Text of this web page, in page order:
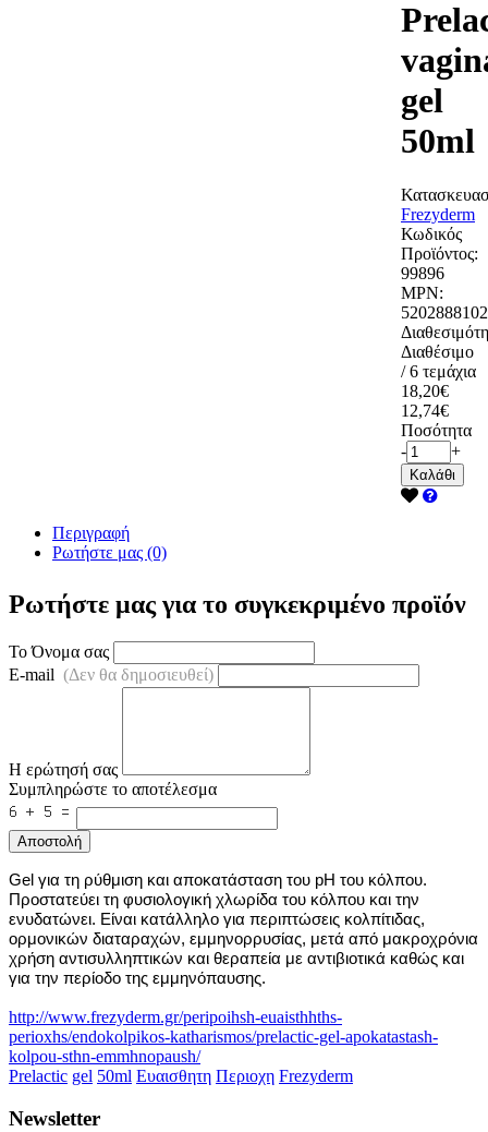
gel
50ml
Frezyderm
Κωδικός
Προϊόντος:
99896
MPN:
Διαθέσιμο
/ 6 τεμάχια
18,20€
12,74€
Ποσότητα
-
+
Καλάθι
Περιγραφή
Ρωτήστε μας (0)
Ρωτήστε μας για το συγκεκριμένο προϊόν
Το Όνομα σας
E-mail (Δεν θα δημοσιευθεί)
Η ερώτησή σας
Συμπληρώστε το αποτέλεσμα
Αποστολή
Gel για τη ρύθμιση και αποκατάσταση του pH του κόλπου.
Προστατεύει τη φυσιολογική χλωρίδα του κόλπου και την
ενυδατώνει. Είναι κατάλληλο για περιπτώσεις κολπίτιδας,
ορμονικών διαταραχών, εμμηνορρυσίας, μετά από μακροχρόνια
χρήση αντισυλληπτικών και θεραπεία με αντιβιοτικά καθώς και
για την περίοδο της εμμηνόπαυσης.
http://www.frezyderm.gr/peripoihsh-euaisthhths-
perioxhs/endokolpikos-katharismos/prelactic-gel-apokatastash-
kolpou-sthn-emmhnopaush/
Prelactic gel 50ml Ευαισθητη Περιοχη Frezyderm
Newsletter